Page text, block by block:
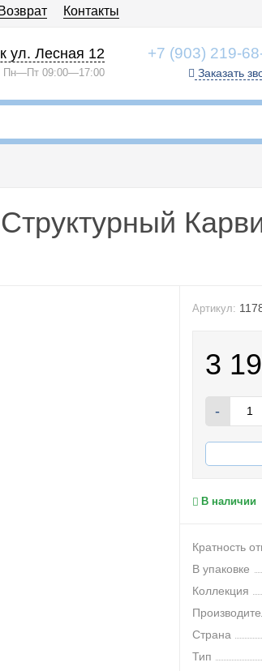
Возврат Контакты
ул. Лесная 12
Пн—Пт 09:00—17:00
+7 (903) 219-
Заказать
Артикул:
3
-
В наличии
Кратность
В упаковке
Коллекция
Страна
Тип